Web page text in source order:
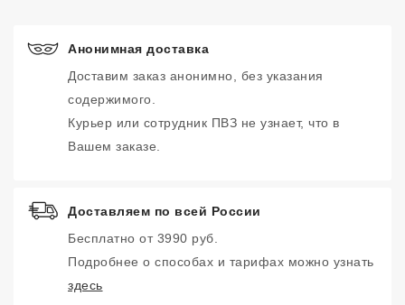
Анонимная доставка
Доставим заказ анонимно, без указания
содержимого.
Курьер или сотрудник ПВЗ не узнает, что в
Вашем заказе.
Доставляем по всей России
Бесплатно от 3990 руб.
Подробнее о способах и тарифах можно узнать
здесь